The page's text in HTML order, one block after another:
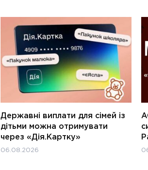
Державні виплати для сімей із
дітьми можна отримувати
через «Дія.Картку»
06.08.2026